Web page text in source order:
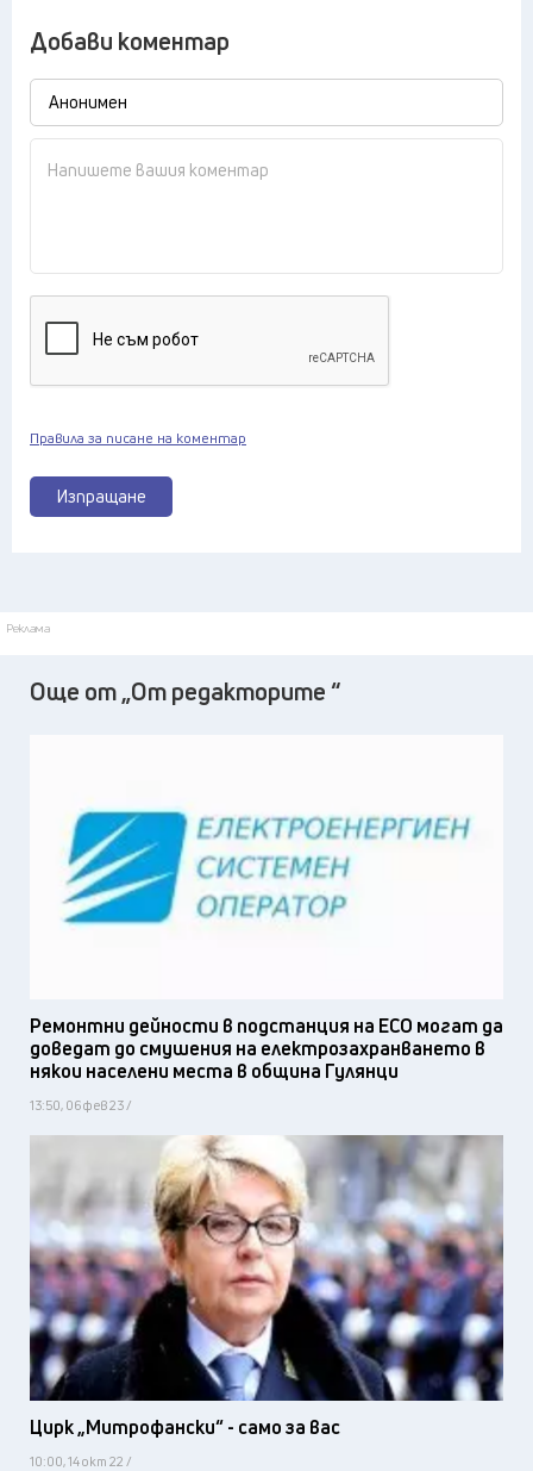
Добави коментар
Изпращане
Правила за писане на коментар
Реклама
Още от „От редакторите “
Ремонтни дейности в подстанция на ЕСО могат да
доведат до смушения на електрозахранването в
някои населени места в община Гулянци
13:50, 06 фев 23 /
Цирк „Митрофански“ - само за вас
10:00, 14 окт 22 /